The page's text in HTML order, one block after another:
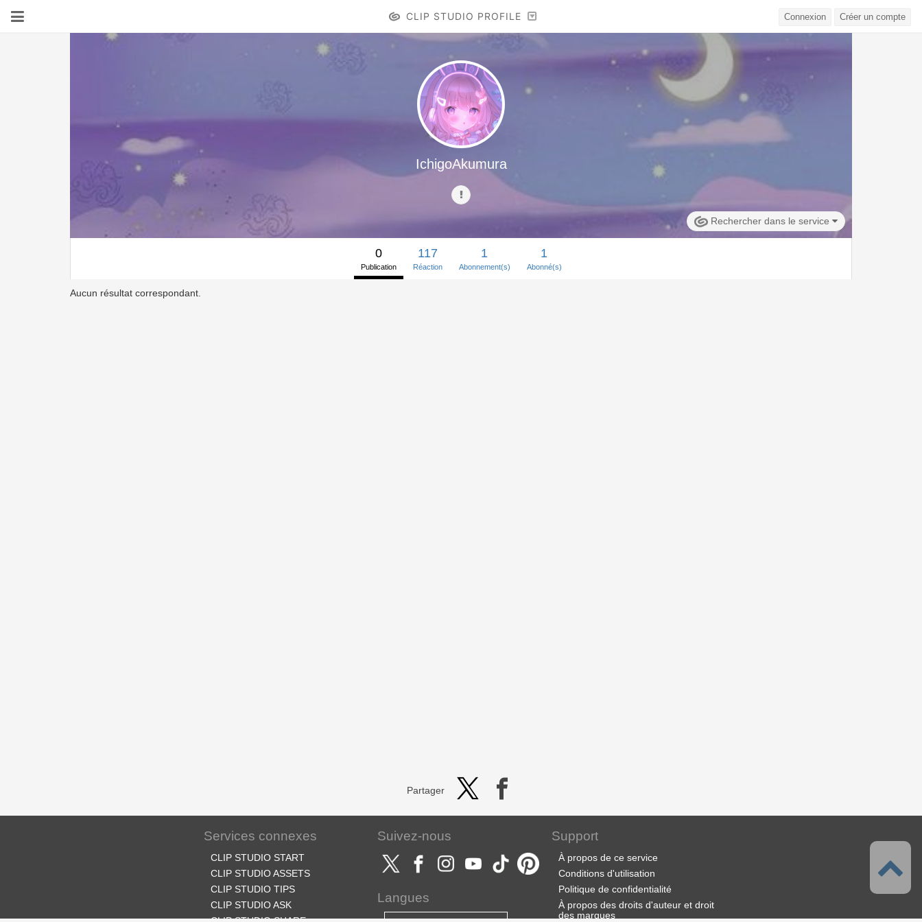
CLIP STUDIO PROFILE Connexion Créer un compte
IchigoAkumura
Rechercher dans le service
0
Publication
117
Réaction
1
Abonnement(s)
1
Abonné(s)
Aucun résultat correspondant.
Partager
Services connexes
CLIP STUDIO START
CLIP STUDIO ASSETS
CLIP STUDIO TIPS
CLIP STUDIO ASK
Suivez-nous
Langues
Support
À propos de ce service
Conditions d'utilisation
Politique de confidentialité
À propos des droits d'auteur et droit
des marques